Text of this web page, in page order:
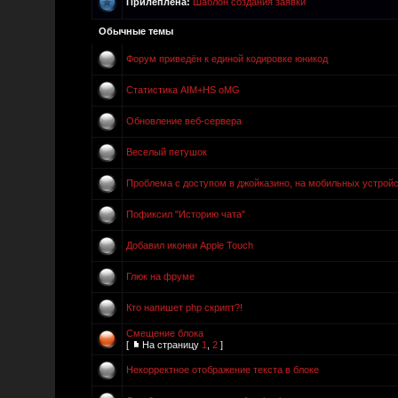
Обычные темы
Форум приведён к единой кодировке юникод
Статистика AIM+HS oMG
Обновление веб-сервера
Веселый петушок
Проблема с доступом в джойказино, на мобильных
Пофиксил "Историю чата"
Добавил иконки Apple Touch
Глюк на фруме
Кто напишет php скрипт?!
Смещение блока
[
На страницу 1 2 ]
Некорректное отображение текста в блоке